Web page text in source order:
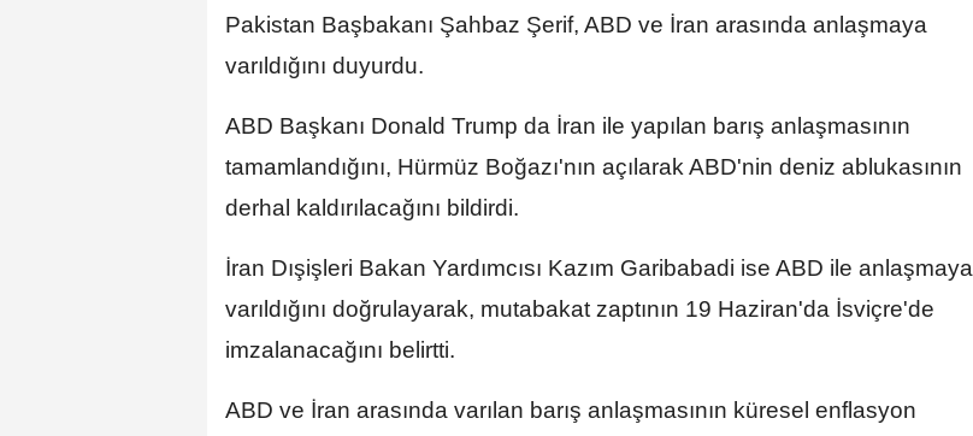
Pakistan Başbakanı Şahbaz Şerif, ABD ve İran arasında anlaşmaya
varıldığını duyurdu.
ABD Başkanı Donald Trump da İran ile yapılan barış anlaşmasının
tamamlandığını, Hürmüz Boğazı'nın açılarak ABD'nin deniz ablukasının
derhal kaldırılacağını bildirdi.
İran Dışişleri Bakan Yardımcısı Kazım Garibabadi ise ABD ile anlaşmaya
varıldığını doğrulayarak, mutabakat zaptının 19 Haziran'da İsviçre'de
imzalanacağını belirtti.
ABD ve İran arasında varılan barış anlaşmasının küresel enflasyon